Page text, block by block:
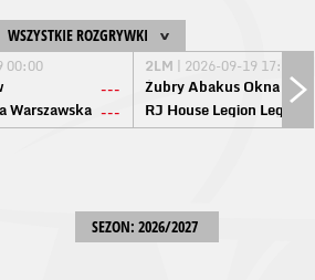
WSZYSTKIE ROZGRYWKI
00:00
---
Warszawska ---
2LM | 2026-09-19 17:00
Żubry Abakus Okna
RJ House Legion
SEZON: 2026/2027